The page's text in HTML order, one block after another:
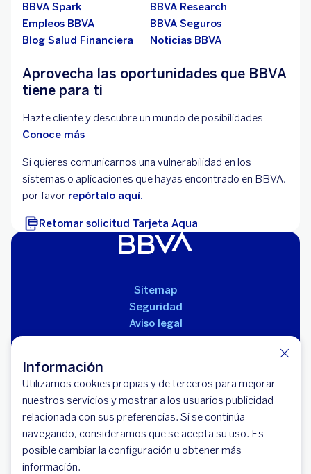
Información
Utilizamos cookies propias y de terceros para mejorar
nuestros servicios y mostrar a los usuarios publicidad
relacionada con sus preferencias. Si se continúa
navegando, consideramos que se acepta su uso. Es
posible cambiar la configuración u obtener más
información.
BBVA Spark
BBVA Research
Empleos BBVA
BBVA Seguros
Blog Salud Financiera
Noticias BBVA
Aprovecha las oportunidades que BBVA
tiene para ti
Hazte cliente y descubre un mundo de posibilidades
Conoce más
Si quieres comunicarnos una vulnerabilidad en los
sistemas o aplicaciones que hayas encontrado en BBVA,
por favor repórtalo aquí.
Retomar solicitud Tarjeta Aqua
Sitemap
Seguridad
Aviso legal
Políticas